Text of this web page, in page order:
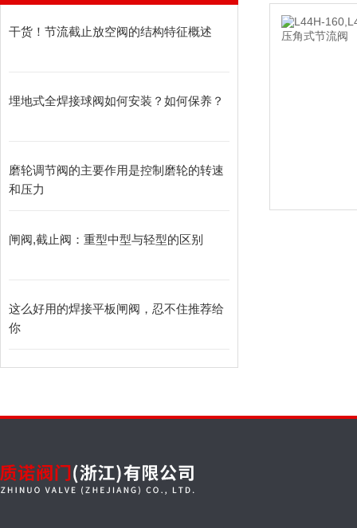
干货！节流截止放空阀的结构特征概述
埋地式全焊接球阀如何安装？如何保养？
磨轮调节阀的主要作用是控制磨轮的转速
和压力
闸阀,截止阀：重型中型与轻型的区别
这么好用的焊接平板闸阀，忍不住推荐给
你